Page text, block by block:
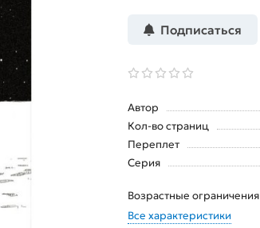
Подписаться
Автор
Кол-во страниц
Переплет
Серия
Возрастные ограничения
Все характеристики